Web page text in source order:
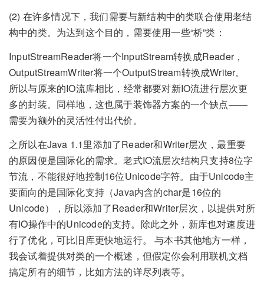
(2) 在许多情况下，我们需要与新结构中的类联合使用老结
构中的类。为达到这个目的，需要使用一些“桥”类：
InputStreamReader将一个InputStream转换成Reader，
OutputStreamWriter将一个OutputStream转换成Writer。
所以与原来的IO流库相比，经常都要对新IO流进行层次更
多的封装。同样地，这也属于装饰器方案的一个缺点——
需要为额外的灵活性付出代价。
之所以在Java 1.1里添加了Reader和Writer层次，最重要
的原因便是国际化的需求。老式IO流层次结构只支持8位字
节流，不能很好地控制16位Unicode字符。由于Unicode主
要面向的是国际化支持（Java内含的char是16位的
Unicode），所以添加了Reader和Writer层次，以提供对所
有IO操作中的Unicode的支持。除此之外，新库也对速度进
行了优化，可比旧库更快地运行。 与本书其他地方一样，
我会试着提供对类的一个概述，但假定你会利用联机文档
搞定所有的细节，比如方法的详尽列表等。